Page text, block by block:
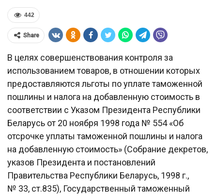
442
Share
В целях совершенствования контроля за
использованием товаров, в отношении которых
предоставляются льготы по уплате таможенной
пошлины и налога на добавленную стоимость в
соответствии с Указом Президента Республики
Беларусь от 20 ноября 1998 года № 554 «Об
отсрочке уплаты таможенной пошлины и налога
на добавленную стоимость» (Собрание декретов,
указов Президента и постановлений
Правительства Республики Беларусь, 1998 г.,
№ 33, ст.835), Государственный таможенный